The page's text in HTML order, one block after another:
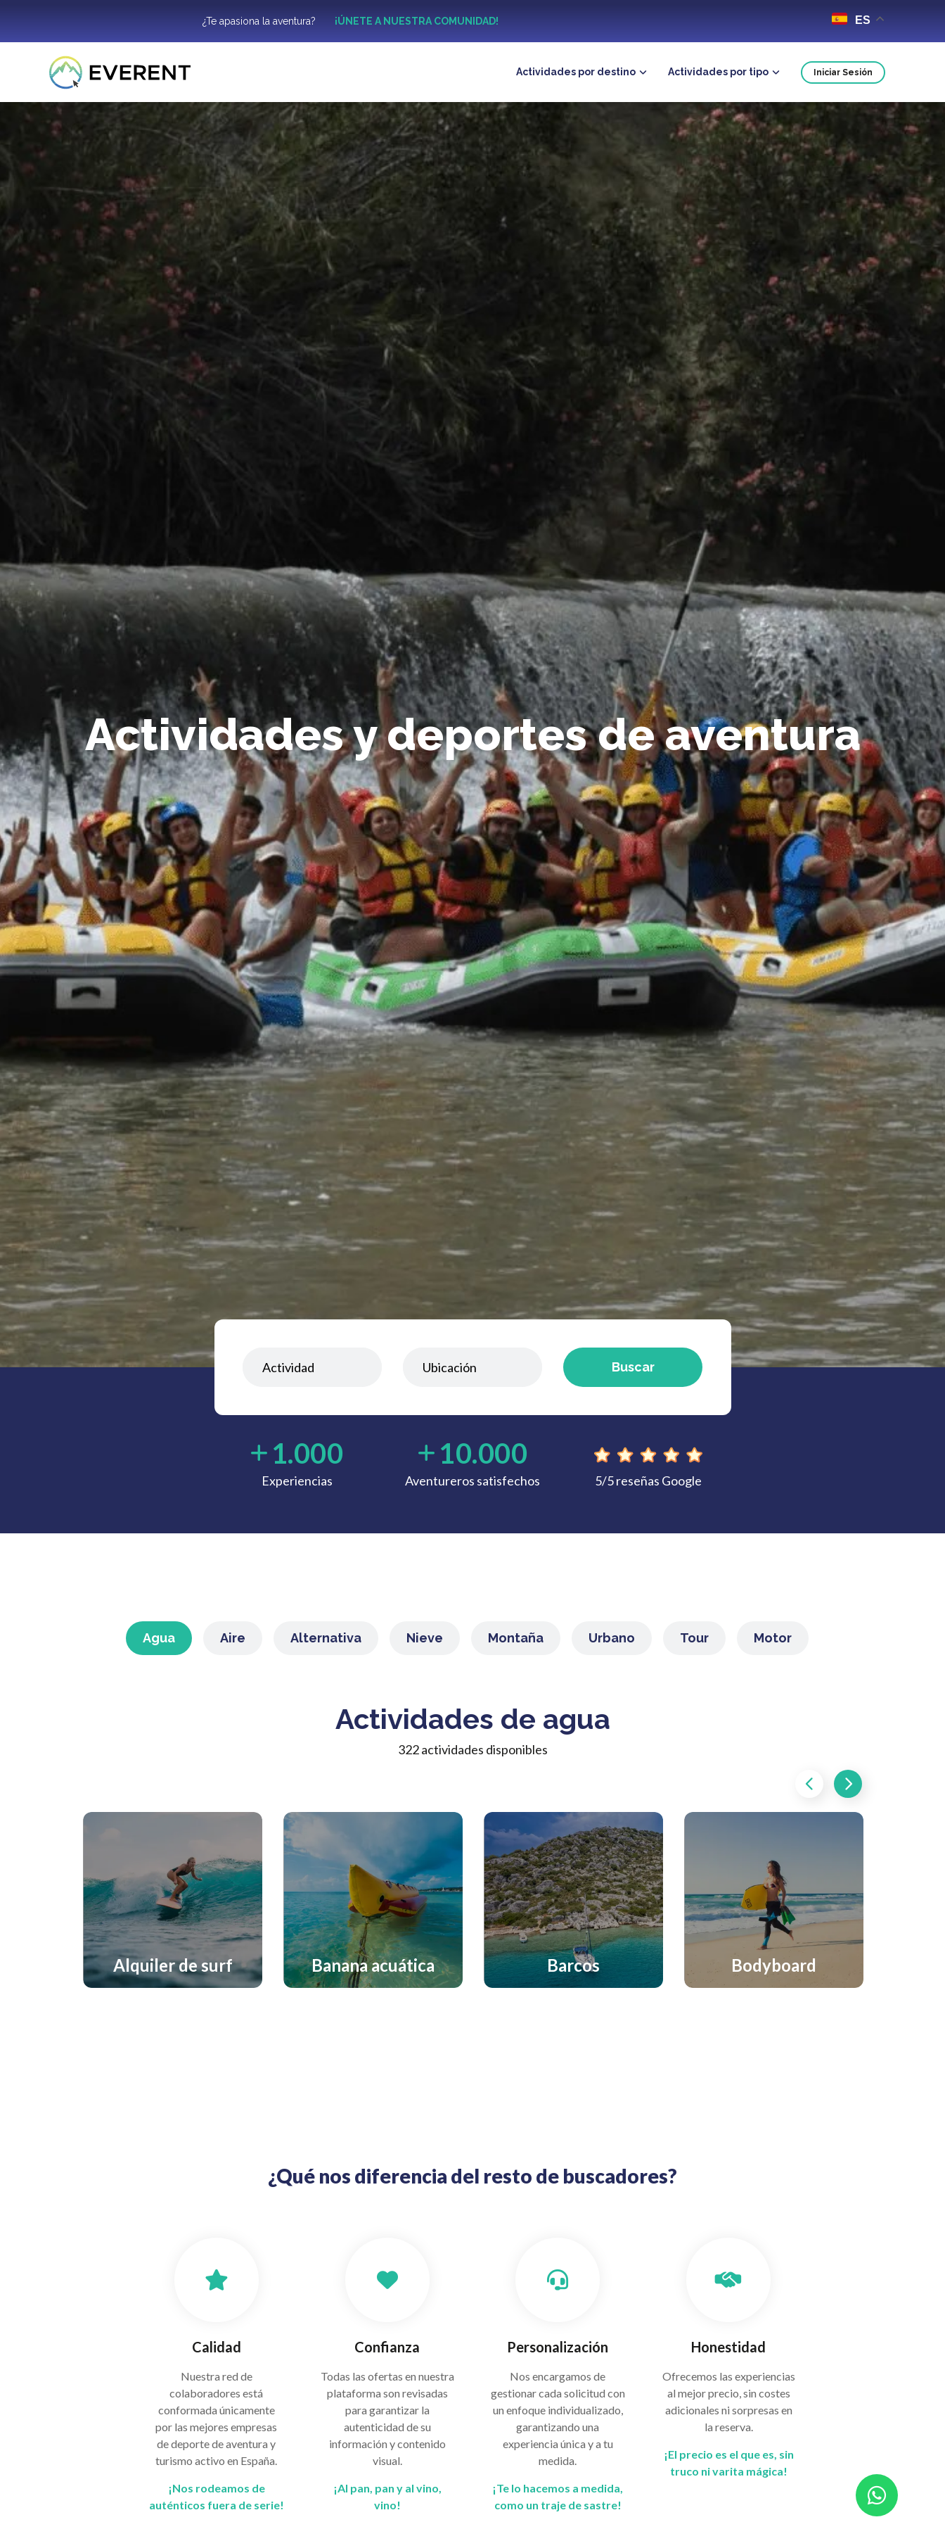
¿Te apasiona la aventura? ¡ÚNETE A NUESTRA COMUNIDAD! ES
Actividades por destino Actividades por tipo Iniciar Sesión
Actividades y deportes de aventura
Buscar
1.000
Experiencias
10.000
Aventureros satisfechos 5/5 reseñas Google
Agua Aire Alternativa Nieve Montaña Urbano Tour Motor
Actividades de agua
322 actividades disponibles
Alquiler de surf Banana acuática Barcos Bodyboard
¿Qué nos diferencia del resto de buscadores?
Calidad
Nuestra red de
colaboradores está
conformada únicamente
por las mejores empresas
de deporte de aventura y
turismo activo en España.
¡Nos rodeamos de
auténticos fuera de serie!
Confianza
Todas las ofertas en nuestra
plataforma son revisadas
para garantizar la
autenticidad de su
información y contenido
visual.
¡Al pan, pan y al vino,
vino!
Personalización
Nos encargamos de
gestionar cada solicitud con
un enfoque individualizado,
garantizando una
experiencia única y a tu
medida.
¡Te lo hacemos a medida,
como un traje de sastre!
Honestidad
Ofrecemos las experiencias
al mejor precio, sin costes
adicionales ni sorpresas en
la reserva.
¡El precio es el que es, sin
truco ni varita mágica!